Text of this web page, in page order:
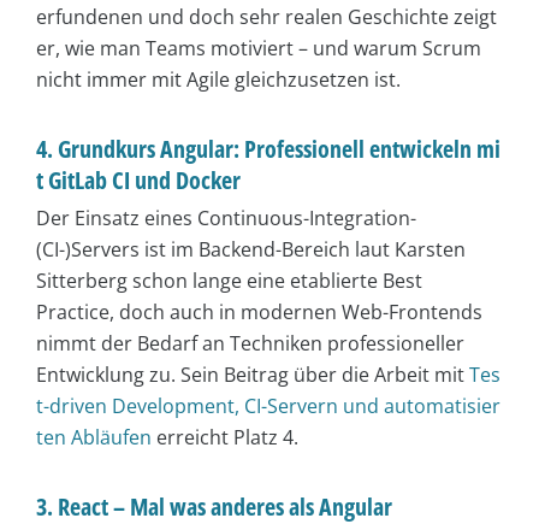
erfundenen und doch sehr realen Geschichte zeigt
er, wie man Teams motiviert – und warum Scrum
nicht immer mit Agile gleichzusetzen ist.
4. Grundkurs Angular: Professionell entwickeln mi
t GitLab CI und Docker
Der Einsatz eines Continuous-Integration-
(CI-)Servers ist im Backend-Bereich laut Karsten
Sitterberg schon lange eine etablierte Best
Practice, doch auch in modernen Web-Frontends
nimmt der Bedarf an Techniken professioneller
Entwicklung zu. Sein Beitrag über die Arbeit mitTes
t-driven Development, CI-Servern und automatisier
ten Abläufen erreicht Platz 4.
3. React – Mal was anderes als Angular